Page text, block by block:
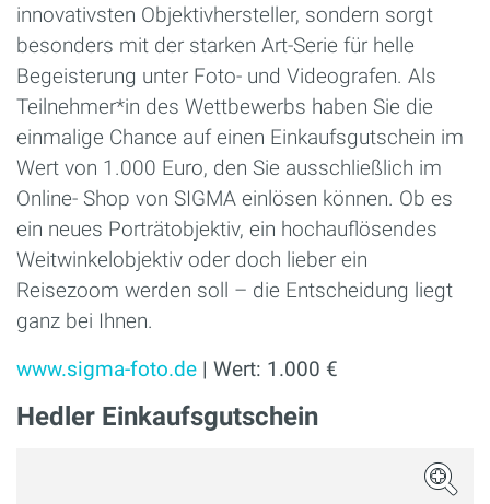
innovativsten Objektivhersteller, sondern sorgt
besonders mit der starken Art-Serie für helle
Begeisterung unter Foto- und Videografen. Als
Teilnehmer*in des Wettbewerbs haben Sie die
einmalige Chance auf einen Einkaufsgutschein im
Wert von 1.000 Euro, den Sie ausschließlich im
Online- Shop von SIGMA einlösen können. Ob es
ein neues Porträtobjektiv, ein hochauflösendes
Weitwinkelobjektiv oder doch lieber ein
Reisezoom werden soll – die Entscheidung liegt
ganz bei Ihnen.
www.sigma-foto.de | Wert: 1.000 €
Hedler Einkaufsgutschein